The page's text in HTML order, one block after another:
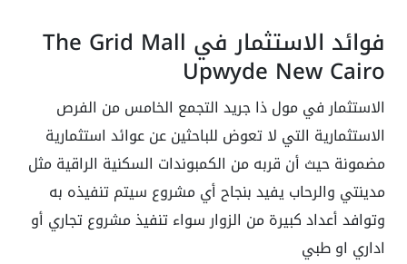
فوائد الاستثمار في The Grid Mall
Upwyde New Cairo
الاستثمار في مول ذا جريد التجمع الخامس من الفرص
الاستثمارية التي لا تعوض للباحثين عن عوائد استثمارية
مضمونة حيث أن قربه من الكمبوندات السكنية الراقية مثل
مدينتي والرحاب يفيد بنجاح أي مشروع سيتم تنفيذه به
وتوافد أعداد كبيرة من الزوار سواء تنفيذ مشروع تجاري أو
اداري او طبي